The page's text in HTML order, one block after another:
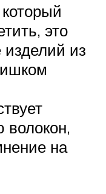
это
из
волокон,
на